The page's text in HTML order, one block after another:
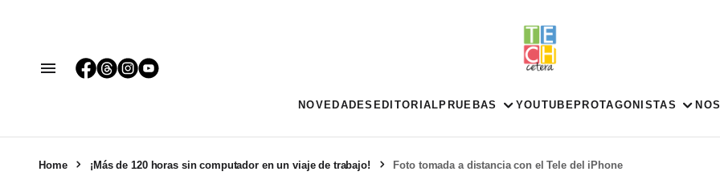
NOVEDADES EDITORIAL PRUEBAS YOUTUBE PROTAGONISTAS
Home ¡Más de 120 horas sin computador en un viaje de trabajo! Foto tomada a distancia con el Tele del iPhone